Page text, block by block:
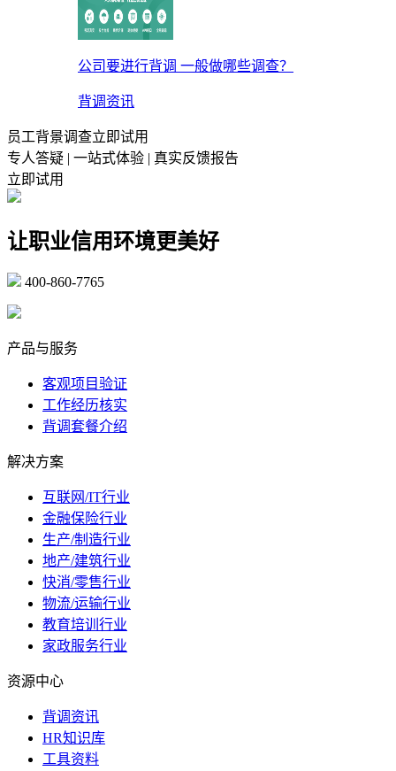
公司要进行背调 一般做哪些调查？
背调资讯
员工背景调查立即试用
专人答疑 | 一站式体验 | 真实反馈报告
立即试用
让职业信用环境更美好
400-860-7765
产品与服务
客观项目验证
工作经历核实
背调套餐介绍
解决方案
互联网/IT行业
金融保险行业
生产/制造行业
地产/建筑行业
快消/零售行业
物流/运输行业
教育培训行业
家政服务行业
资源中心
背调资讯
HR知识库
工具资料